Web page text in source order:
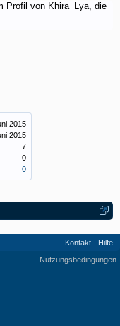
2015
2015
7
0
0
Profil von Khira_Lya, die
Kontakt
Hilfe
Nutzungsbedingungen